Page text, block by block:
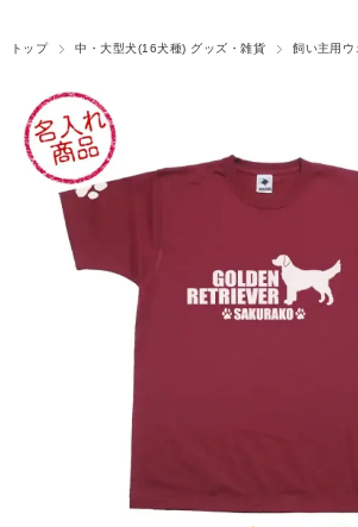
トップ 中・大型犬(16犬種) グッズ・雑貨 飼い主用ウ